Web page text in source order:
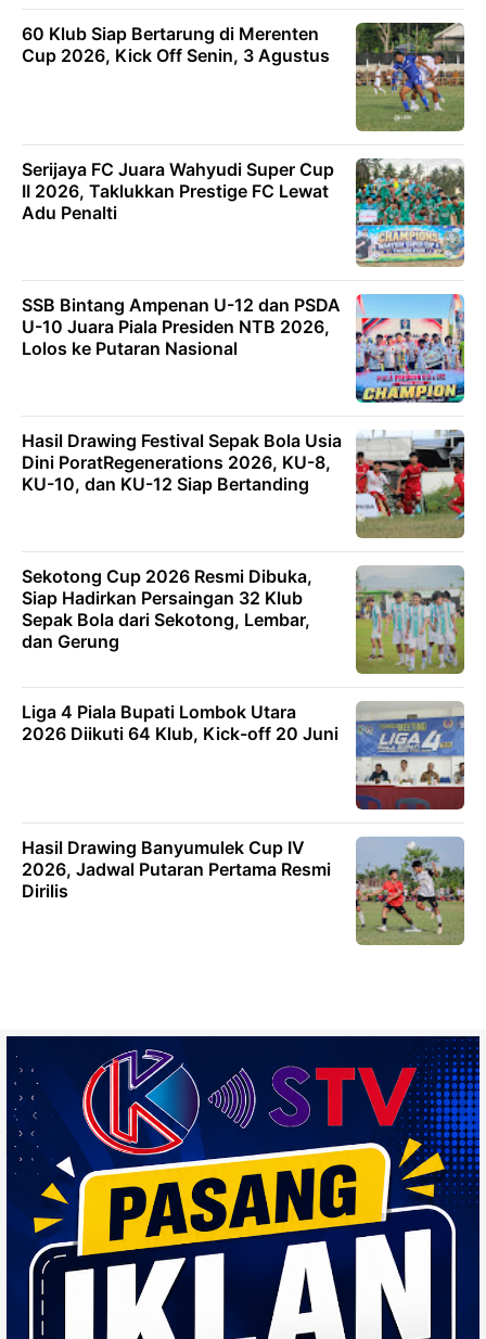
60 Klub Siap Bertarung di Merenten
Cup 2026, Kick Off Senin, 3 Agustus
Serijaya FC Juara Wahyudi Super Cup
II 2026, Taklukkan Prestige FC Lewat
Adu Penalti
SSB Bintang Ampenan U-12 dan PSDA
U-10 Juara Piala Presiden NTB 2026,
Lolos ke Putaran Nasional
Hasil Drawing Festival Sepak Bola Usia
Dini PoratRegenerations 2026, KU-8,
KU-10, dan KU-12 Siap Bertanding
Sekotong Cup 2026 Resmi Dibuka,
Siap Hadirkan Persaingan 32 Klub
Sepak Bola dari Sekotong, Lembar,
dan Gerung
Liga 4 Piala Bupati Lombok Utara
2026 Diikuti 64 Klub, Kick-off 20 Juni
Hasil Drawing Banyumulek Cup IV
2026, Jadwal Putaran Pertama Resmi
Dirilis